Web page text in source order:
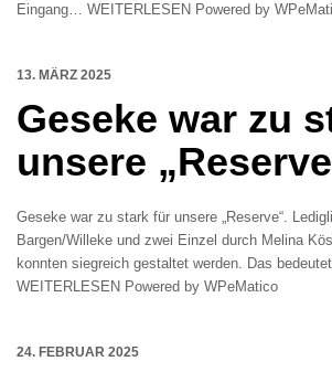
Eingang… WEITERLESEN Powered by
13. MÄRZ 2025
Geseke war zu
unsere
Geseke war zu stark für unsere „Reserve“.
Bargen/Willeke und zwei Einzel durch Melina
konnten siegreich gestaltet werden. Das
WEITERLESEN Powered by WPeMatico
24. FEBRUAR 2025